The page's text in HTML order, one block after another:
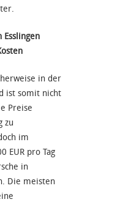
in der
ist somit nicht
Preise
zu
im
EUR pro Tag
in
Die meisten